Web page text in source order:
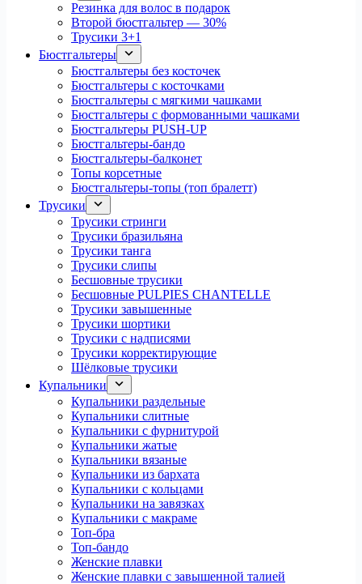
Резинка для волос в подарок
Второй бюстгальтер — 30%
Трусики 3+1
Бюстгальтеры
Бюстгальтеры без косточек
Бюстгальтеры с косточками
Бюстгальтеры с мягкими чашками
Бюстгальтеры с формованными чашками
Бюстгальтеры PUSH-UP
Бюстгальтеры-бандо
Бюстгальтеры-балконет
Топы корсетные
Бюстгальтеры-топы (топ бралетт)
Трусики
Трусики стринги
Трусики бразильяна
Трусики танга
Трусики слипы
Бесшовные трусики
Бесшовные PULPIES CHANTELLE
Трусики завышенные
Трусики шортики
Трусики с надписями
Трусики корректирующие
Шёлковые трусики
Купальники
Купальники раздельные
Купальники слитные
Купальники с фурнитурой
Купальники жатые
Купальники вязаные
Купальники из бархата
Купальники с кольцами
Купальники на завязках
Купальники с макраме
Топ-бра
Топ-бандо
Женские плавки
Женские плавки с завышенной талией